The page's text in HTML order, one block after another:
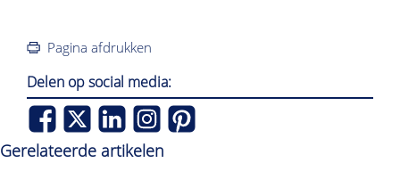
Pagina afdrukken
Delen op social media:
Gerelateerde artikelen